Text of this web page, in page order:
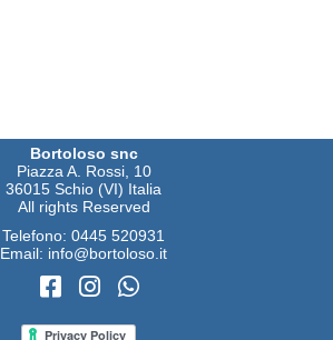
Bortoloso snc
Piazza A. Rossi, 10
36015 Schio (VI) Italia
All rights Reserved
Telefono: 0445 520931
Email: info@bortoloso.it